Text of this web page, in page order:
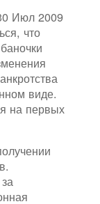
Июл 2009
что
виде.
на первых